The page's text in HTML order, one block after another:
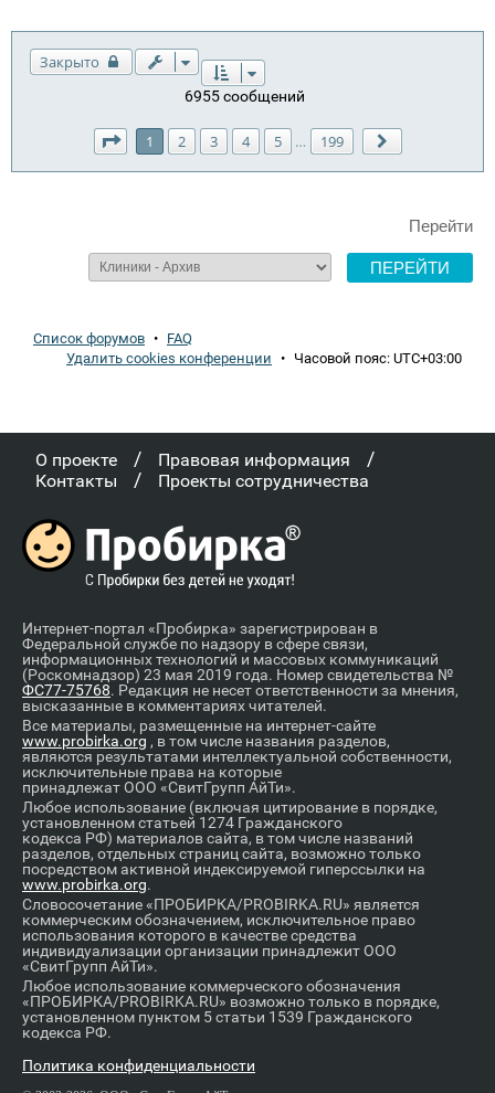
Закрыто
6955 сообщений
Страница из 199
1 2 3 4 5 … 199
Перейти
Список форумов • FAQ
Удалить cookies конференции • Часовой пояс: UTC+03:00
О проекте / Правовая информация /
Контакты / Проекты сотрудничества
Интернет-портал «Пробирка» зарегистрирован в
Федеральной службе по надзору в сфере связи,
информационных технологий и массовых коммуникаций
(Роскомнадзор) 23 мая 2019 года. Номер свидетельства №
ФС77-75768. Редакция не несет ответственности за мнения,
высказанные в комментариях читателей.
Все материалы, размещенные на интернет-сайте
www.probirka.org , в том числе названия разделов,
являются результатами интеллектуальной собственности,
исключительные права на которые
принадлежат ООО «СвитГрупп АйТи».
Любое использование (включая цитирование в порядке,
установленном статьей 1274 Гражданского
кодекса РФ) материалов сайта, в том числе названий
разделов, отдельных страниц сайта, возможно только
посредством активной индексируемой гиперссылки на
www.probirka.org.
Словосочетание «ПРОБИРКА/PROBIRKA.RU» является
коммерческим обозначением, исключительное право
использования которого в качестве средства
индивидуализации организации принадлежит ООО
«СвитГрупп АйТи».
Любое использование коммерческого обозначения
«ПРОБИРКА/PROBIRKA.RU» возможно только в порядке,
установленном пунктом 5 статьи 1539 Гражданского
кодекса РФ.
Политика конфиденциальности